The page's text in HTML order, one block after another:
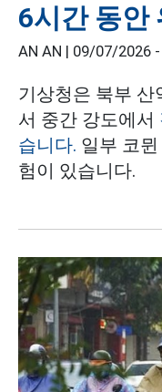
6시간 동안
AN AN | 09/07/2026 -
기상청은 북부 산
서 중간 강도에서
습니다. 일부 코
험이 있습니다.